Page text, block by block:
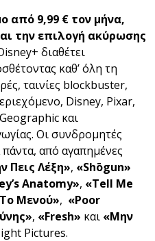
από 9,99 € τον μήνα,
την επιλογή ακύρωσης
διαθέτει
καθ’ όλη τη
ταινίες blockbuster,
Disney, Pixar,
και
Οι συνδρομητές
από αγαπημένες
Πεις Λέξη», «Shōgun»
Anatomy», «Tell Me
Μενού», «Poor
, «Fresh» και «Μην
Pictures.